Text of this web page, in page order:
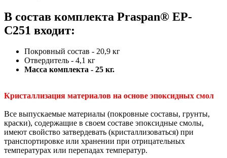
В состав комплекта Praspan® ЕP-
C251 входит:
Покровный состав - 20,9 кг
Отвердитель - 4,1 кг
Масса комплекта - 25 кг.
Кристаллизация материалов на основе эпоксидных смол
Все выпускаемые материалы (покровные составы, грунты,
краски), содержащие в своем составе эпоксидные смолы,
имеют свойство затвердевать (кристаллизоваться) при
транспортировке или хранении при отрицательных
температурах или перепадах температур.